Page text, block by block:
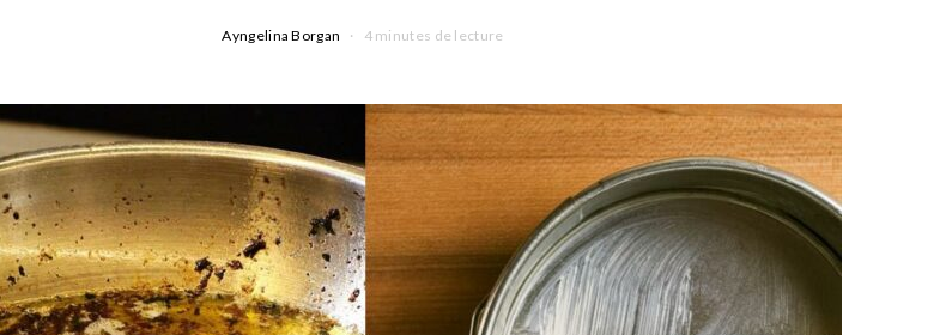
Ayngelina Borgan 4 minutes de lecture